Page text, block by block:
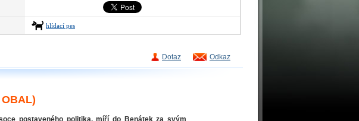
hlídací pes
Dotaz Odkaz
OBAL)
postaveného politika, míří do Benátek za svým